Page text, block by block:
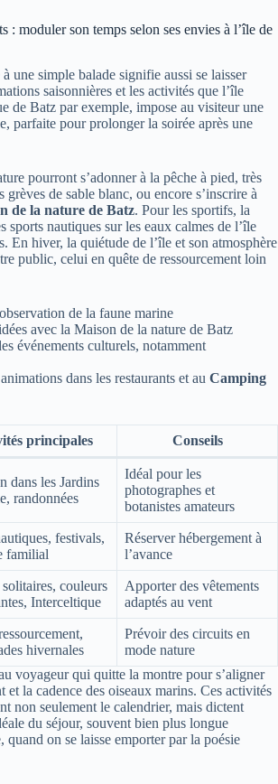
: moduler son temps selon ses envies à l’île de
une simple balade signifie aussi se laisser
saisonnières et les activités que l’île
de Batz par exemple, impose au visiteur une
parfaite pour prolonger la soirée après une
pourront s’adonner à la pêche à pied, très
grèves de sable blanc, ou encore s’inscrire à
de la nature de Batz. Pour les sportifs, la
sports nautiques sur les eaux calmes de l’île
En hiver, la quiétude de l’île et son atmosphère
public, celui en quête de ressourcement loin
de la faune marine
avec la Maison de la nature de Batz
événements culturels, notamment
dans les restaurants et au Camping
principales Conseils
dans les Jardins
randonnées
Idéal pour les
photographes et
botanistes amateurs
festivals,
familial
Réserver hébergement à
l’avance
couleurs
Interceltique
Apporter des vêtements
adaptés au vent
hivernales
Prévoir des circuits en
mode nature
voyageur qui quitte la montre pour s’aligner
et la cadence des oiseaux marins. Ces activités
non seulement le calendrier, mais dictent
du séjour, souvent bien plus longue
quand on se laisse emporter par la poésie